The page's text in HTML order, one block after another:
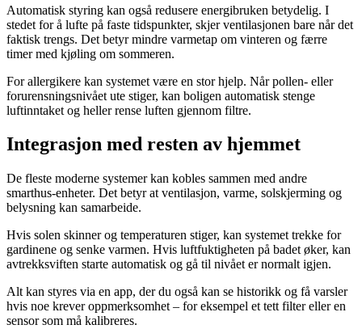
Automatisk styring kan også redusere energibruken betydelig. I
stedet for å lufte på faste tidspunkter, skjer ventilasjonen bare når det
faktisk trengs. Det betyr mindre varmetap om vinteren og færre
timer med kjøling om sommeren.
For allergikere kan systemet være en stor hjelp. Når pollen- eller
forurensningsnivået ute stiger, kan boligen automatisk stenge
luftinntaket og heller rense luften gjennom filtre.
Integrasjon med resten av hjemmet
De fleste moderne systemer kan kobles sammen med andre
smarthus-enheter. Det betyr at ventilasjon, varme, solskjerming og
belysning kan samarbeide.
Hvis solen skinner og temperaturen stiger, kan systemet trekke for
gardinene og senke varmen. Hvis luftfuktigheten på badet øker, kan
avtrekksviften starte automatisk og gå til nivået er normalt igjen.
Alt kan styres via en app, der du også kan se historikk og få varsler
hvis noe krever oppmerksomhet – for eksempel et tett filter eller en
sensor som må kalibreres.